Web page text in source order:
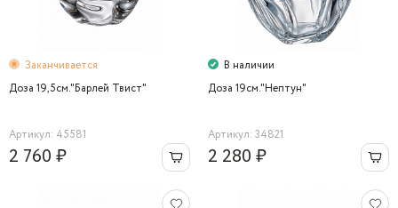
Заканчивается
Доза 19,5см."Барлей Твист"
Артикул: 45581
2 760 ₽
В наличии
Доза 19cм."Нептун"
Артикул: 34821
2 280 ₽